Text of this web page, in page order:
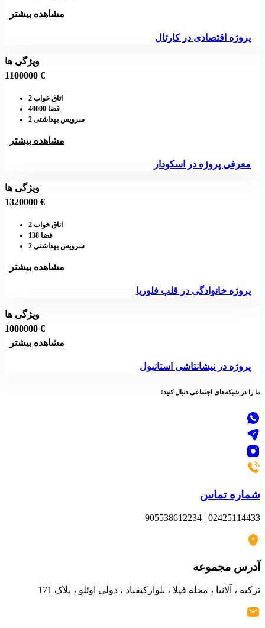
مشاهده بیشتر
پروژه اقتصادی در کارتال
ویژگی ها
1100000 €
اتاق خواب 2
فضا 40000
سرویس بهداشتی 2
مشاهده بیشتر
معرفی پروژه در اسکودار
ویژگی ها
1320000 €
اتاق خواب 2
فضا 138
سرویس بهداشتی 2
مشاهده بیشتر
پروژه خانوادگی در قلب فلوریا
ویژگی ها
1000000 €
مشاهده بیشتر
پروژه در نیشانتاشی استانبول
ما را در شبکه‌های اجتماعی دنبال کنید!
شماره تماس
02425114433 | 905538612234
آدرس مجموعه
ترکیه ، آلانیا ، محله فیلا ، بلوارکیقباد ، دولی اوئلو ، پلاک 171